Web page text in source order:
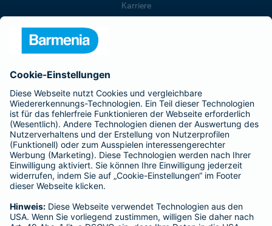
Karriere
Barmenia ist Teil der BarmeniaGothaer
BELIEBTE SEITEN
Kranken-Zusatzversicherung
Tierversicherungen
Haftpflichtversicherung
Hausratversicherung
Adresse ändern